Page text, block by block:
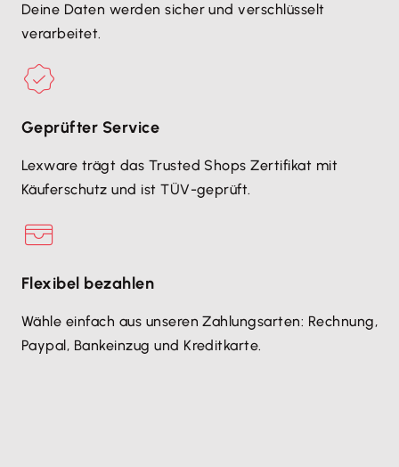
Deine Daten werden sicher und verschlüsselt
verarbeitet.
Geprüfter Service
Lexware trägt das Trusted Shops Zertifikat mit
Käuferschutz und ist TÜV-geprüft.
Flexibel bezahlen
Wähle einfach aus unseren Zahlungsarten: Rechnung,
Paypal, Bankeinzug und Kreditkarte.